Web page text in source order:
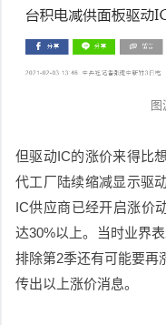
图
但驱动IC的涨价来得比
代工厂陆续缩减显示驱
IC供应商已经开启涨价
达30%以上。当时业界
排除第2季还有可能要再
传出以上涨价消息。